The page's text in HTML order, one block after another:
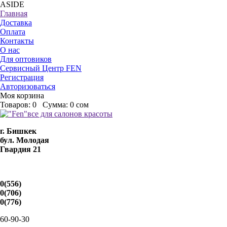
ASIDE
Главная
Доставка
Оплата
Контакты
О нас
Для оптовиков
Сервисный Центр FEN
Регистрация
Авторизоваться
Моя корзина
Товаров: 0 Сумма: 0 сом
г. Бишкек
бул. Молодая
Гвардия 21
0(556)
0(706)
0(776)
60-90-30